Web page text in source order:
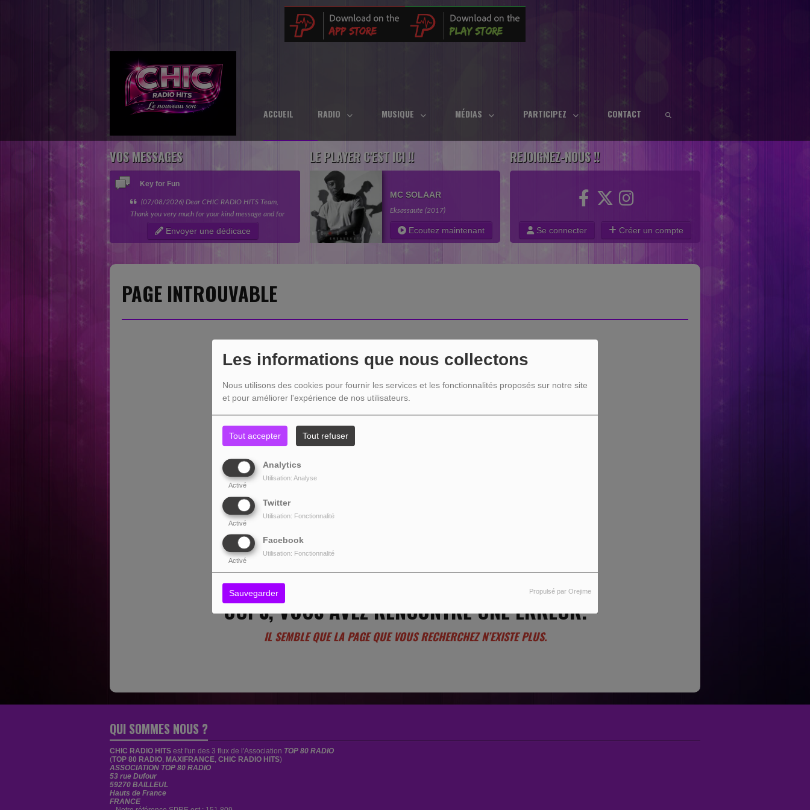
Les informations que nous collectons
Nous utilisons des cookies pour fournir les services et les fonctionnalités proposés sur notre site
et pour améliorer l'expérience de nos utilisateurs.
Tout accepter Tout refuser
Analytics
Activé
Utilisation: Analyse
Twitter
Activé
Utilisation: Fonctionnalité
Facebook
Activé
Utilisation: Fonctionnalité
Sauvegarder Propulsé par Orejime
ACCUEIL RADIO MUSIQUE MÉDIAS PARTICIPEZ CONTACT
VOS MESSAGES
Key for Fun
(07/08/2026) Dear CHIC RADIO HITS Team,
Thank you very much for your kind message and for
giving my song the opportunity to be featured in your
“Nouvelles sensations” category....
Envoyer une dédicace
LE PLAYER C'EST ICI !!
MC SOLAAR
Eksassaute (2017)
Ecoutez maintenant
REJOIGNEZ-NOUS !!
Se connecter Créer un compte
PAGE INTROUVABLE
404
OUPS, VOUS AVEZ RENCONTRÉ UNE ERREUR.
IL SEMBLE QUE LA PAGE QUE VOUS RECHERCHEZ N’EXISTE PLUS.
QUI SOMMES NOUS ?
CHIC RADIO HITS est l'un des 3 flux de l'Association TOP 80 RADIO
(TOP 80 RADIO, MAXIFRANCE, CHIC RADIO HITS)
ASSOCIATION TOP 80 RADIO
53 rue Dufour
59270 BAILLEUL
Hauts de France
FRANCE